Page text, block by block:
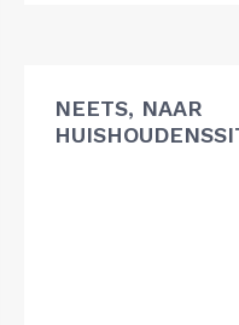
NEETS, NAAR